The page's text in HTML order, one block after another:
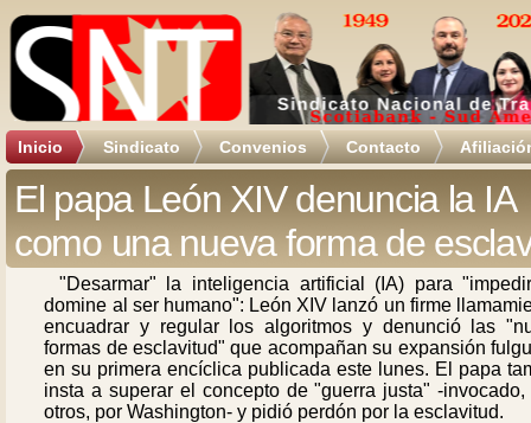
Inicio Sindicato Convenios Contacto
El papa León XIV denuncia la IA
como una nueva forma de
"Desarmar" la inteligencia artificial (IA) para
domine al ser humano": León XIV lanzó un firme
encuadrar y regular los algoritmos y denunció las
formas de esclavitud" que acompañan su expansión
en su primera encíclica publicada este lunes. El papa
insta a superar el concepto de "guerra justa" -invocado,
otros, por Washington- y pidió perdón por la esclavitud.